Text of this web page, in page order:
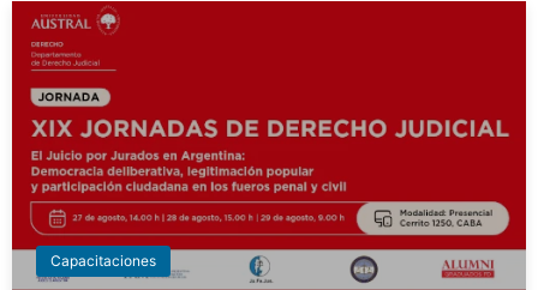
Capacitaciones